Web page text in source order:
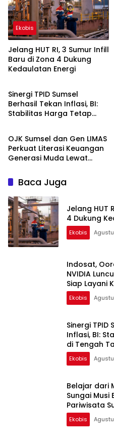
Ekobis
Jelang HUT RI, 3 Sumur Infill
Baru di Zona 4 Dukung
Kedaulatan Energi
Ekobis
Sinergi TPID Sumsel
Berhasil Tekan Inflasi, BI:
Stabilitas Harga Tetap
Tahun Ajaran Baru
Ekobis
OJK Sumsel dan Gen LIMAS
Perkuat Literasi Keuangan
Generasi Muda Lewat
Baca Juga
Jelang HUT
4 Dukung
Ekobis
Indosat,
NVIDIA
Siap Layani
dengan
Ekobis
Sinergi TPID
Inflasi, BI:
di Tengah
Ajaran Baru
Ekobis
Belajar dari
Sungai Musi
Pariwisata
Ekobis